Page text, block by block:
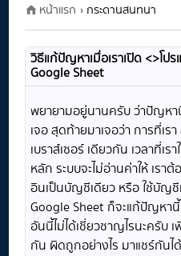
หน้าแรก › กระดานสนทนา
วิธีแก้ปัญหาเมื่อเราเปิด <>โป
Google Sheet
พยายามอยู่นานครับ ว่าปัญหานี้
เจอ สุดท้ายมาเจอว่า การที่เ
เบราส์เซอร์ เดียวกัน เวลาที่เ
หลัก ระบบจะไม่อ่านค่าให้ เราต้
อินเป็นบัญชีเดียว หรือ ใช้บัญ
Google Sheet ก็จะแก้ปัญหานี้
อันนี้ไม่ได้เชี่ยวชาญไรนะครับ
กัน ผิดถูกอย่างไร มาแชร์กันไ